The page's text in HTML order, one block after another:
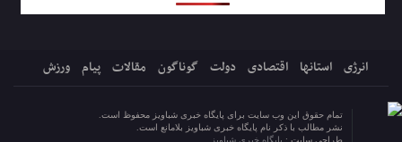
انرژی استانها اقتصادی دولت گوناگون مقالات پیام ورزش
تمام حقوق این وب سایت برای پایگاه خبری شباویز محفوظ است.
نشر مطالب با ذکر نام پایگاه خبری شباویز بلامانع است.
طراحی سایت : پایگاه خبری شباویز